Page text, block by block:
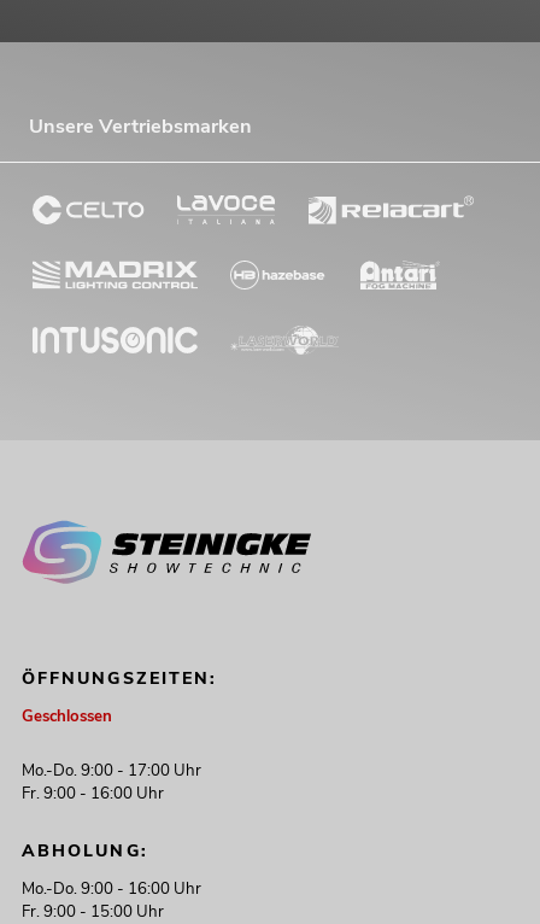
Unsere Vertriebsmarken
ÖFFNUNGSZEITEN:
Geschlossen
Mo.-Do. 9:00 - 17:00 Uhr
Fr. 9:00 - 16:00 Uhr
ABHOLUNG:
Mo.-Do. 9:00 - 16:00 Uhr
Fr. 9:00 - 15:00 Uhr